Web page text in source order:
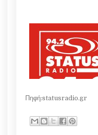
Πηφή:statusradio.gr